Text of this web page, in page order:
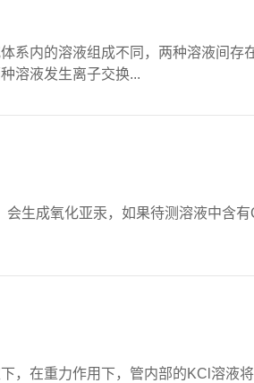
系内的溶液组成不同，两种溶液间
溶液发生离子交换...
生成氧化亚汞，如果待测溶液中含
，在重力作用下，管内部的KCl溶液